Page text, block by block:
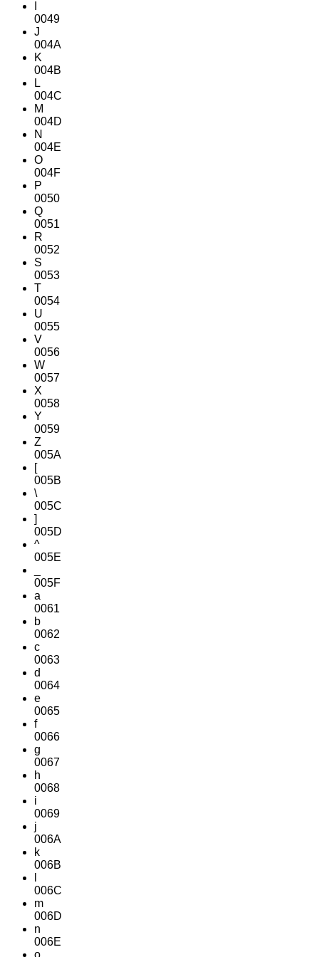
0049
J
004A
K
004B
L
004C
M
004D
N
004E
O
004F
P
0050
Q
0051
R
0052
S
0053
T
0054
U
0055
V
0056
W
0057
X
0058
Y
0059
Z
005A
[
005B
\
005C
]
005D
^
005E
005F
a
0061
b
0062
c
0063
d
0064
e
0065
f
0066
g
0067
h
0068
i
0069
j
006A
k
006B
006C
m
006D
n
006E
o